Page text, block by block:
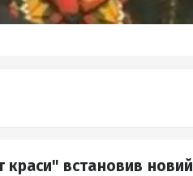
краси" встановив